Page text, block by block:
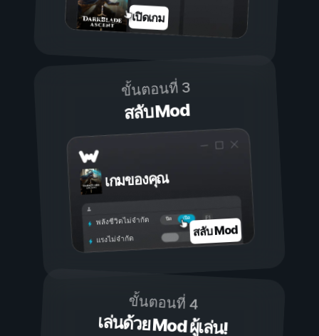
เปิดเกม
ขั้นตอนที่ 3
สลับ Mod
เกมของคุณ
เปิด
ปิด
พลังชีวิตไม่จำกัด
แรงไม่จำกัด สลับ Mod
ขั้นตอนที่ 4
เล่นด้วย Mod ผู้เล่น!